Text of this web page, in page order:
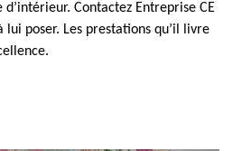
Contactez Entreprise CE
lui poser. Les prestations qu’il livre